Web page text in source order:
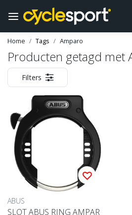
Home Tags Amparo
Producten getagd met
Filters
ABUS
SLOT ABUS RING AMPAR